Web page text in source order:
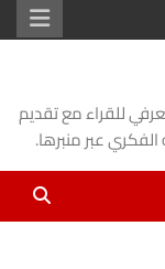
للقراء مع تقديم
عبر منبرها.